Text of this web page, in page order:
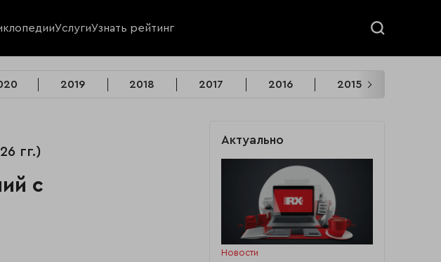
УслугиУзнать рейтинг
2019 2018 2017 2016 2015
гг.)
с
Актуально
Новости